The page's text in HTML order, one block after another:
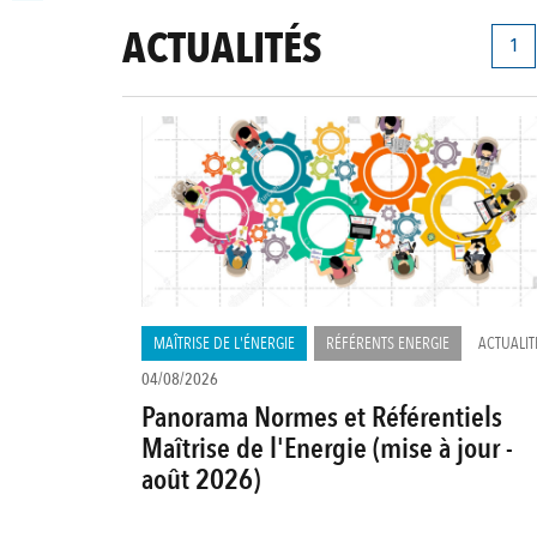
ACTUALITÉS
MAÎTRISE DE L'ÉNERGIE RÉFÉRENTS ENERGIE
04/08/2026
Panorama Normes et Référentiels
Maîtrise de l'Energie (mise à jour -
août 2026)
Page
1